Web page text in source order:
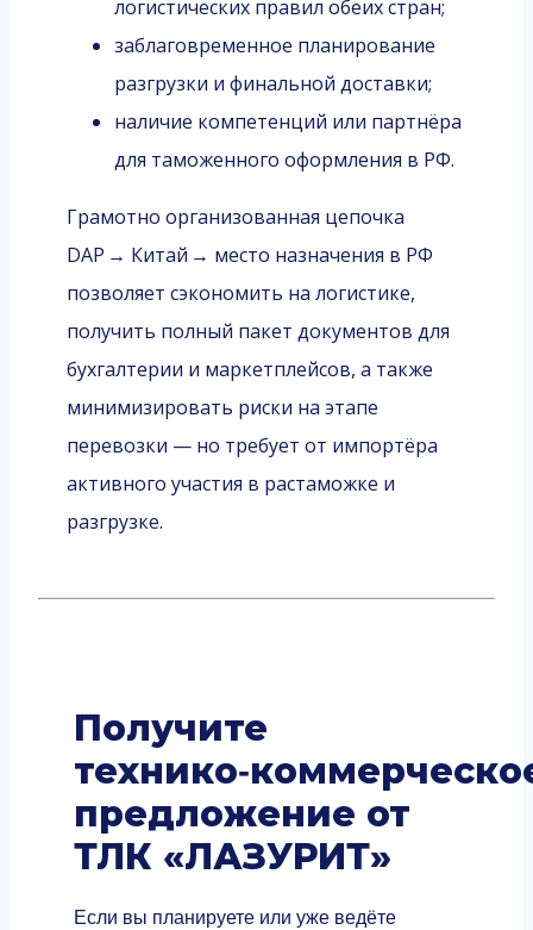
логистических правил обеих стран;
заблаговременное планирование
разгрузки и финальной доставки;
наличие компетенций или партнёра
для таможенного оформления в РФ.
Грамотно организованная цепочка
DAP → Китай → место назначения в РФ
позволяет сэкономить на логистике,
получить полный пакет документов для
бухгалтерии и маркетплейсов, а также
минимизировать риски на этапе
перевозки — но требует от импортёра
активного участия в растаможке и
разгрузке.
Получите
предложение от
ТЛК «ЛАЗУРИТ»
Если вы планируете или уже ведёте